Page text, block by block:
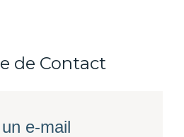
de Contact
e-mail